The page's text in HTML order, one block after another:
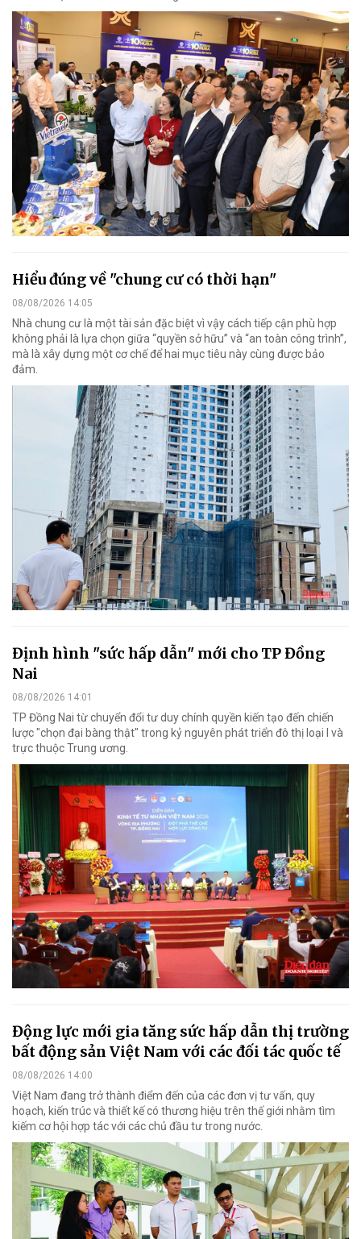
Hiểu đúng về "chung cư có thời hạn"
08/08/2026 14:05
Nhà chung cư là một tài sản đặc biệt vì vậy cách tiếp cận phù hợp
không phải là lựa chọn giữa “quyền sở hữu” và “an toàn công trình”,
mà là xây dựng một cơ chế để hai mục tiêu này cùng được bảo
đảm.
Định hình "sức hấp dẫn" mới cho TP Đồng
Nai
08/08/2026 14:01
TP Đồng Nai từ chuyển đổi tư duy chính quyền kiến tạo đến chiến
lược "chọn đại bàng thật" trong kỷ nguyên phát triển đô thị loại I và
trực thuộc Trung ương.
Động lực mới gia tăng sức hấp dẫn thị trường
bất động sản Việt Nam với các đối tác quốc tế
08/08/2026 14:00
Việt Nam đang trở thành điểm đến của các đơn vị tư vấn, quy
hoạch, kiến trúc và thiết kế có thương hiệu trên thế giới nhằm tìm
kiếm cơ hội hợp tác với các chủ đầu tư trong nước.